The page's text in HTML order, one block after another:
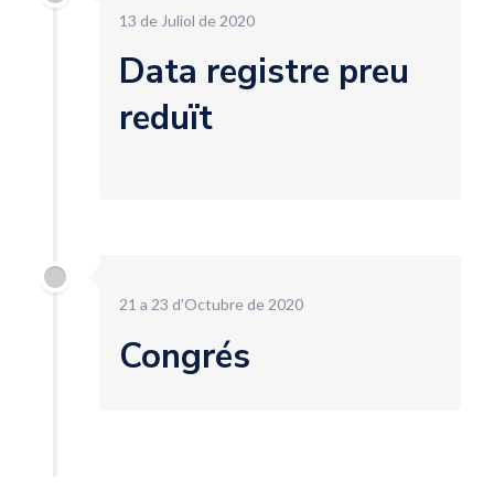
13 de Juliol de 2020
Data registre preu
reduït
21 a 23 d’Octubre de 2020
Congrés